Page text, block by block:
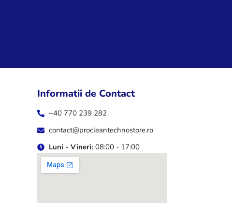
Informatii de Contact
+40 770 239 282
contact@procleantechnostore.ro
Luni - Vineri: 08:00 - 17:00